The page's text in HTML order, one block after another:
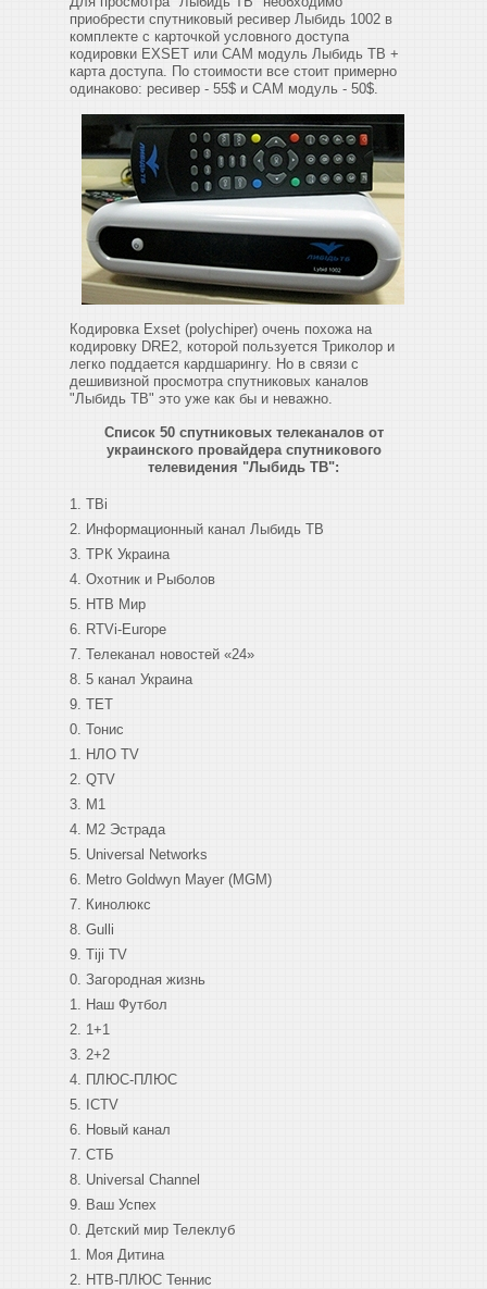
приобрести спутниковый ресивер Лыбидь 1002 в
комплекте с карточкой условного доступа
кодировки EXSET или CAM модуль Лыбидь ТВ +
карта доступа. По стоимости все стоит примерно
одинаково: ресивер - 55$ и CAM модуль - 50$.
Кодировка Exset (polychiper) очень похожа на
кодировку DRE2, которой пользуется Триколор и
легко поддается кардшарингу. Но в связи с
дешивизной просмотра спутниковых каналов
"Лыбидь ТВ" это уже как бы и неважно.
Список 50 спутниковых телеканалов от
украинского провайдера спутникового
телевидения "Лыбидь ТВ":
ТВі
Информационный канал Лыбидь ТВ
ТРК Украина
Охотник и Рыболов
НТВ Мир
RTVi-Europe
Телеканал новостей «24»
5 канал Украина
ТЕТ
Тонис
НЛО TV
QTV
М1
M2 Эстрада
Universal Networks
Metro Goldwyn Mayer (MGM)
Кинолюкс
Gulli
Tiji TV
Загородная жизнь
Наш Футбол
1+1
2+2
ПЛЮС-ПЛЮС
ICTV
Новый канал
СТБ
Universal Channel
Ваш Успех
Детский мир Телеклуб
Моя Дитина
НТВ-ПЛЮС Теннис